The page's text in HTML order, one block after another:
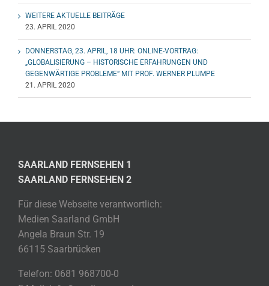
WEITERE AKTUELLE BEITRÄGE
23. APRIL 2020
DONNERSTAG, 23. APRIL, 18 UHR: ONLINE-VORTRAG:
„GLOBALISIERUNG – HISTORISCHE ERFAHRUNGEN UND
GEGENWÄRTIGE PROBLEME“ MIT PROF. WERNER PLUMPE
21. APRIL 2020
SAARLAND FERNSEHEN 1
SAARLAND FERNSEHEN 2
Für diese Webseite verantwortlich:
Medien Saarland GmbH
Angela Braun Str. 19
66115 Saarbrücken
Telefon: 0681 968700-0